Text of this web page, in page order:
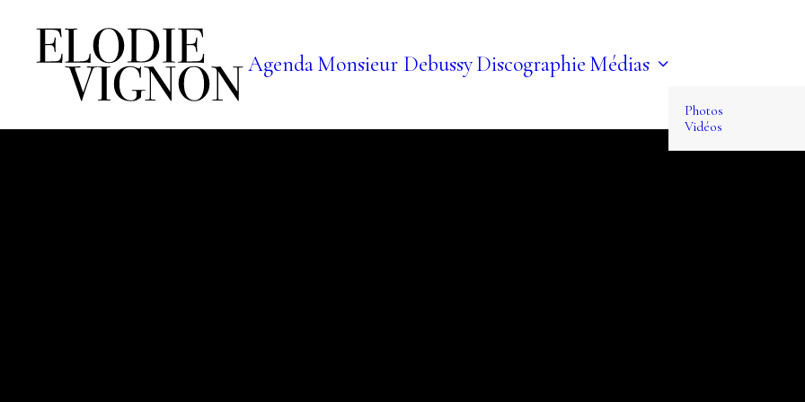
AgendaMonsieur DebussyDiscographie Médias
Photos
Vidéos